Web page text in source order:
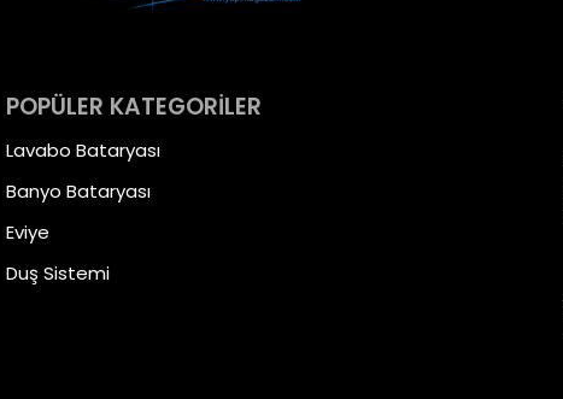
POPÜLER KATEGORİLER
Lavabo Bataryası
Banyo Bataryası
Eviye
Duş Sistemi